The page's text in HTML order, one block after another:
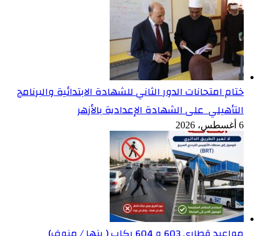
ختام امتحانات الدور الثاني للشهادة الابتدائية والبرنامج
التأهيلي على الشهادة الإعدادية بالأزهر
6 أغسطس، 2026